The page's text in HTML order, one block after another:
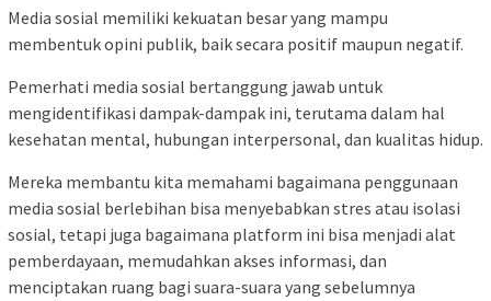
Media sosial memiliki kekuatan besar yang mampu
membentuk opini publik, baik secara positif maupun negatif.
Pemerhati media sosial bertanggung jawab untuk
mengidentifikasi dampak-dampak ini, terutama dalam hal
kesehatan mental, hubungan interpersonal, dan kualitas hidup.
Mereka membantu kita memahami bagaimana penggunaan
media sosial berlebihan bisa menyebabkan stres atau isolasi
sosial, tetapi juga bagaimana platform ini bisa menjadi alat
pemberdayaan, memudahkan akses informasi, dan
menciptakan ruang bagi suara-suara yang sebelumnya